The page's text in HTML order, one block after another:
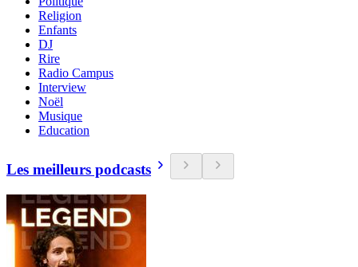
Religion
Enfants
DJ
Rire
Radio Campus
Interview
Noël
Musique
Education
Les meilleurs podcasts